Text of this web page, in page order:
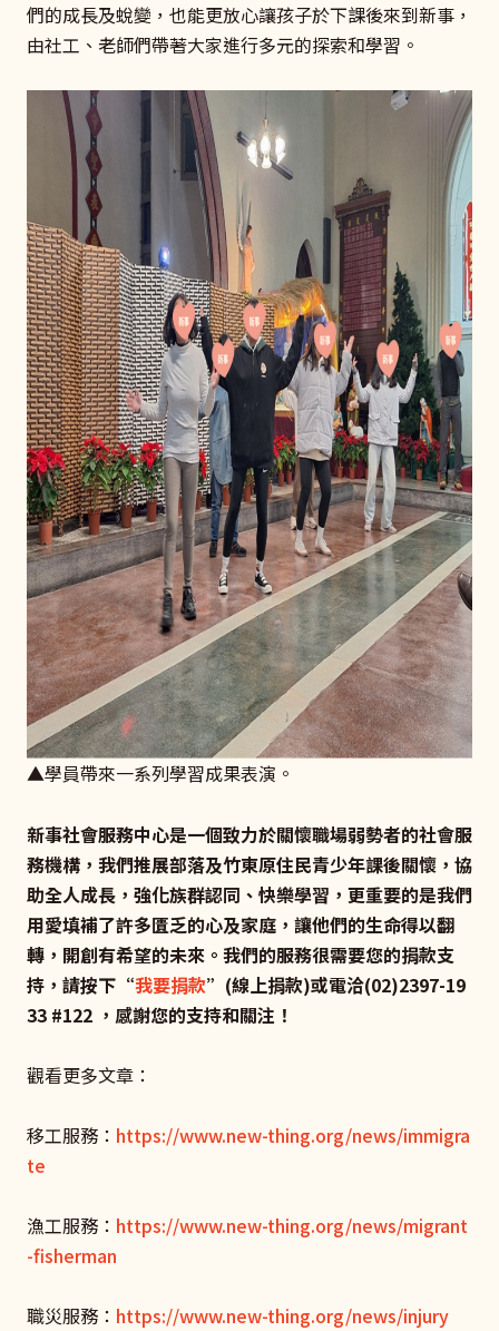
們的成長及蛻變，也能更放心讓孩子於下課後來到新事，
由社工、老師們帶著大家進行多元的探索和學習。
▲學員帶來一系列學習成果表演。
新事社會服務中心是一個致力於關懷職場弱勢者的社會服
務機構，我們推展部落及竹東原住民青少年課後關懷，協
助全人成長，強化族群認同、快樂學習，更重要的是我們
用愛填補了許多匱乏的心及家庭，讓他們的生命得以翻
轉，開創有希望的未來。我們的服務很需要您的捐款支
持，請按下“我要捐款”(線上捐款)或電洽(02)2397-19
33 #122 ，感謝您的支持和關注！
觀看更多文章：
移工服務： https://www.new-thing.org/news/immigra
te
漁工服務： https://www.new-thing.org/news/migrant
-fisherman
職災服務： https://www.new-thing.org/news/injury